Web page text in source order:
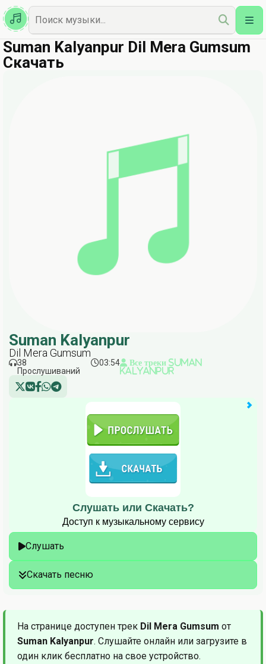
Казахская
Наш Топ
Suman Kalyanpur Dil Mera Gumsum
Скачать
Suman Kalyanpur
Dil Mera Gumsum
38
Прослушиваний
03:54
Все треки Suman
Kalyanpur
Слушать или Скачать?
Доступ к музыкальному сервису
Слушать
Скачать песню
На странице доступен трек Dil Mera Gumsum от
Suman Kalyanpur. Слушайте онлайн или загрузите в
один клик бесплатно на свое устройство.